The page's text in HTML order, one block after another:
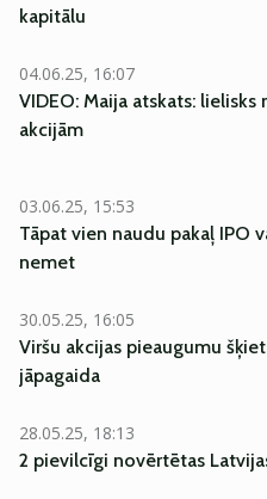
kapitālu
04.06.25, 16:07
VIDEO: Maija atskats: lielisks
akcijām
03.06.25, 15:53
Tāpat vien naudu pakaļ IPO
nemet
30.05.25, 16:05
Viršu akcijas pieaugumu
jāpagaida
28.05.25, 18:13
2 pievilcīgi novērtētas